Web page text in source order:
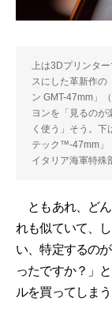
上は3Dプリンタ
スにした革新作の
ン GMT-47mm」
ヨンを「見るのが
く使う」そう。下
テック™-47mm」
イタリア海軍特殊
ともあれ、どん
れも似ていて、
い、特定するの
ったですか？」
ルを買ってしま